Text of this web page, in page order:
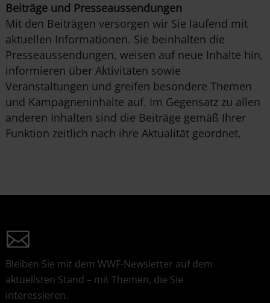
Beiträge und Presseaussendungen
Mit den Beiträgen versorgen wir Sie laufend mit
aktuellen Informationen. Sie beinhalten die
Presseaussendungen, weisen auf neue Inhalte hin,
informieren über Aktivitäten sowie
Veranstaltungen und greifen besondere Themen
und Kampagneninhalte auf. Im Gegensatz zu allen
anderen Inhalten sind die Beiträge gemäß Ihrer
Funktion zeitlich nach ihre Aktualität geordnet.
Bleiben Sie mit dem WWF-Newsletter auf dem
aktuellsten Stand – mit Themen, die Sie
interessieren.